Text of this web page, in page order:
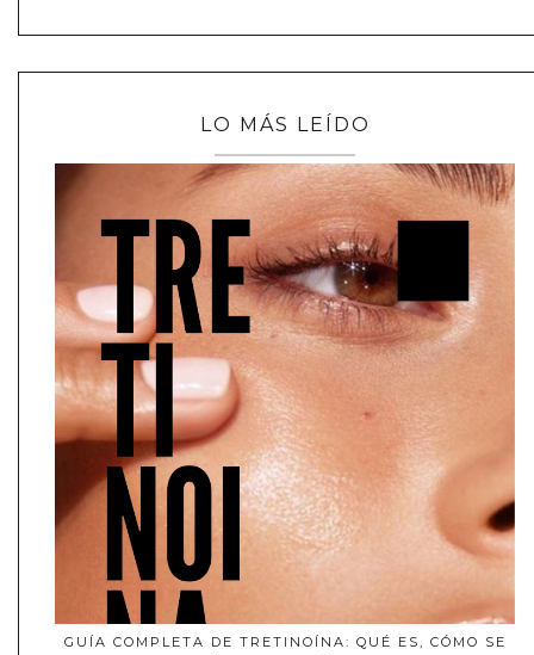
LO MÁS LEÍDO
GUÍA COMPLETA DE TRETINOÍNA: QUÉ ES, CÓMO SE